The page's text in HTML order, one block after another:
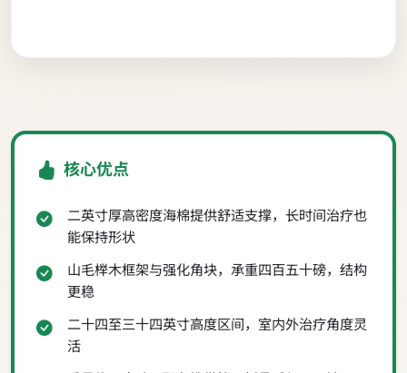
核心优点
二英寸厚高密度海棉提供舒适支撑，长时间治疗也
能保持形状
山毛榉木框架与强化角块，承重四百五十磅，结构
更稳
二十四至三十四英寸高度区间，室内外治疗角度灵
活